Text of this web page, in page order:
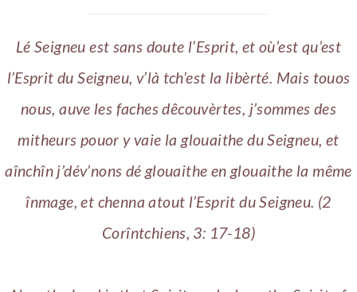
Lé Seigneu est sans doute l’Esprit, et où’est qu’est
l’Esprit du Seigneu, v’là tch’est la libèrté. Mais touos
nous, auve les faches dêcouvèrtes, j’sommes des
mitheurs pouor y vaie la glouaithe du Seigneu, et
aînchîn j’dév’nons dé glouaithe en glouaithe la même
înmage, et chenna atout l’Esprit du Seigneu. (2
Corîntchiens, 3: 17-18)